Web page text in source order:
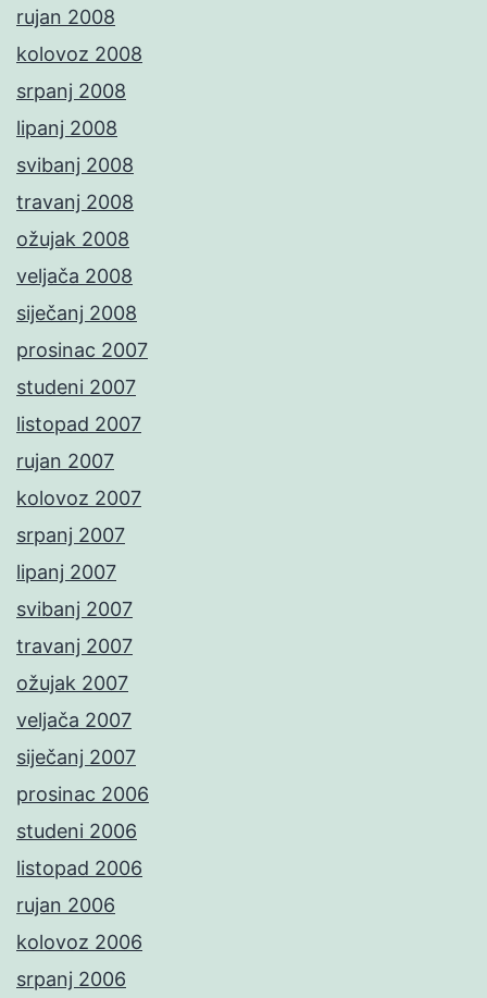
rujan 2008
kolovoz 2008
srpanj 2008
lipanj 2008
svibanj 2008
travanj 2008
ožujak 2008
veljača 2008
siječanj 2008
prosinac 2007
studeni 2007
listopad 2007
rujan 2007
kolovoz 2007
srpanj 2007
lipanj 2007
svibanj 2007
travanj 2007
ožujak 2007
veljača 2007
siječanj 2007
prosinac 2006
studeni 2006
listopad 2006
rujan 2006
kolovoz 2006
srpanj 2006